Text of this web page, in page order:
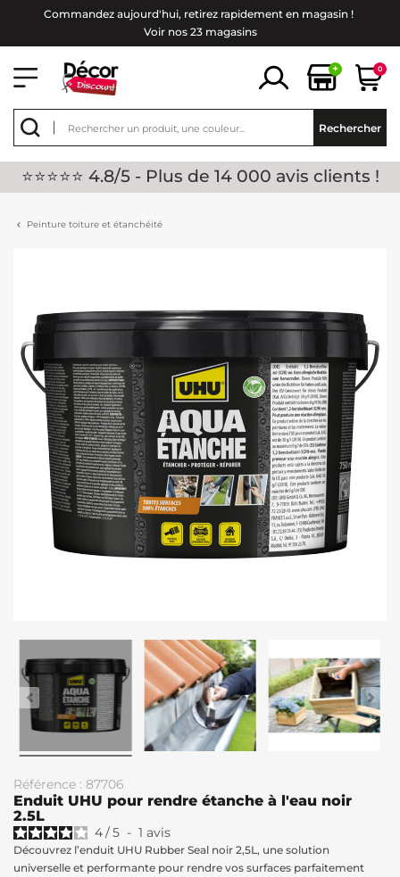
Commandez aujourd'hui, retirez rapidement en magasin !
Voir nos 23 magasins
+ 0
Rechercher
⭐⭐⭐⭐⭐ 4.8/5 - Plus de 14 000 avis clients !
Peinture toiture et étanchéité
Référence : 87706
Enduit UHU pour rendre étanche à l'eau noir
2.5L
4/5 - 1 avis
Découvrez l’enduit UHU Rubber Seal noir 2,5L, une solution
universelle et performante pour rendre vos surfaces parfaitement